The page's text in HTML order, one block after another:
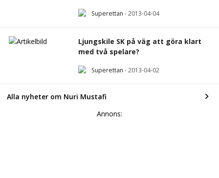
Superettan -2013-04-04
Ljungskile SK på väg att göra klart
med två spelare?
Superettan -2013-04-02
Alla nyheter om Nuri Mustafi
Annons: